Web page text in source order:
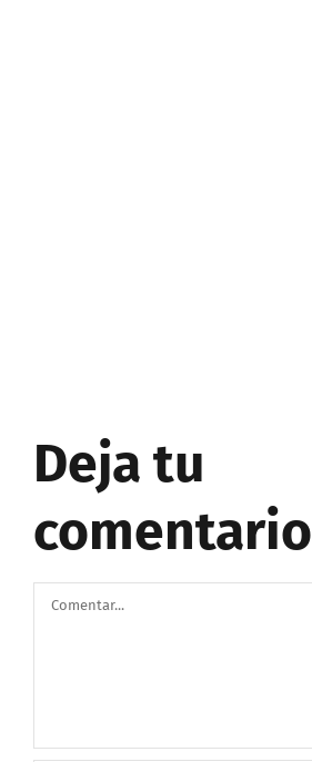
Deja tu
comentario
Comentar